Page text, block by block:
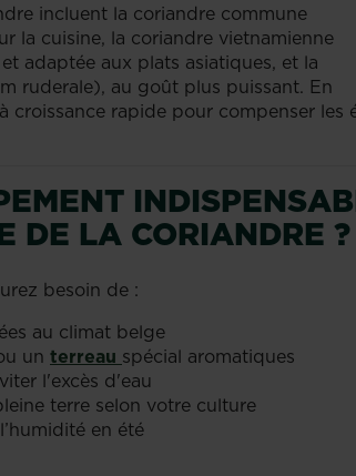
incluent la coriandre commune
la cuisine, la coriandre vietnamienne
adaptée aux plats asiatiques, et la
ruderale), au goût plus puissant. En
croissance rapide pour compenser les
DE LA CORIANDRE ?
besoin de :
au climat belge
un terreau spécial aromatiques
l'excès d'eau
terre selon votre culture
en été